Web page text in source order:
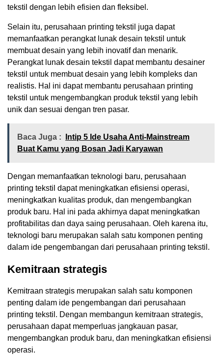
tekstil dengan lebih efisien dan fleksibel.
Selain itu, perusahaan printing tekstil juga dapat
memanfaatkan perangkat lunak desain tekstil untuk
membuat desain yang lebih inovatif dan menarik.
Perangkat lunak desain tekstil dapat membantu desainer
tekstil untuk membuat desain yang lebih kompleks dan
realistis. Hal ini dapat membantu perusahaan printing
tekstil untuk mengembangkan produk tekstil yang lebih
unik dan sesuai dengan tren pasar.
Baca Juga :
Intip 5 Ide Usaha Anti-Mainstream
Buat Kamu yang Bosan Jadi Karyawan
Dengan memanfaatkan teknologi baru, perusahaan
printing tekstil dapat meningkatkan efisiensi operasi,
meningkatkan kualitas produk, dan mengembangkan
produk baru. Hal ini pada akhirnya dapat meningkatkan
profitabilitas dan daya saing perusahaan. Oleh karena itu,
teknologi baru merupakan salah satu komponen penting
dalam ide pengembangan dari perusahaan printing tekstil.
Kemitraan strategis
Kemitraan strategis merupakan salah satu komponen
penting dalam ide pengembangan dari perusahaan
printing tekstil. Dengan membangun kemitraan strategis,
perusahaan dapat memperluas jangkauan pasar,
mengembangkan produk baru, dan meningkatkan efisiensi
operasi.